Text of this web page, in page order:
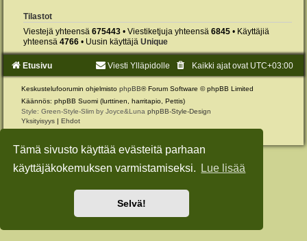
Tämä sivusto käyttää evästeitä parhaan
käyttäjäkokemuksen varmistamiseksi.
Lue lisää
Selvä!
Tilastot
Viestejä yhteensä 675443 • Viestiketjuja yhteensä 6845 • Käyttäjiä
yhteensä 4766 • Uusin käyttäjä Unique
Etusivu Kaikki ajat ovat UTC+03:00
Viesti Ylläpidolle
Keskustelufoorumin ohjelmisto phpBB® Forum Software © phpBB Limited
Käännös: phpBB Suomi (lurttinen, harritapio, Pettis)
Style: Green-Style-Slim by Joyce&Luna phpBB-Style-Design
Yksityisyys | Ehdot